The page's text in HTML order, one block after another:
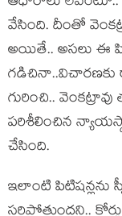
వేసింది. దీంతో
అయితే.. అస‌లు ఈ
గ‌డిచినా..విచార‌ణ‌కు
గురించి..
ప‌రిశీలించిన
చేసింది.
ఇలాంటి పిటిష‌న్ల‌ను